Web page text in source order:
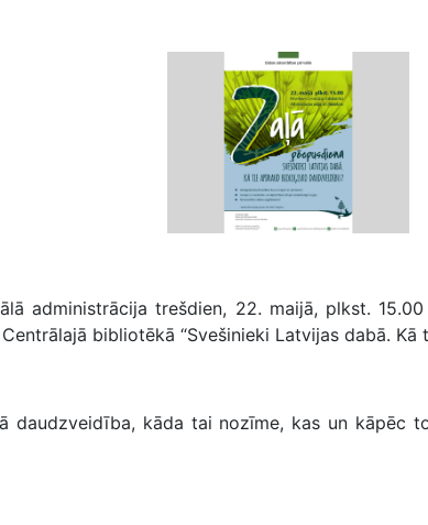
administrācija trešdien, 22. maijā, plkst.
bibliotēkā “Svešinieki Latvijas dabā.
kāda tai nozīme, kas un kāpēc